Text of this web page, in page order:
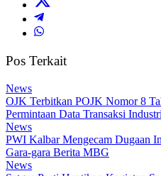
Pos Terkait
News
OJK Terbitkan POJK Nomor 8
Permintaan Data Transaksi
News
PWI Kalbar Mengecam Dugaan
Gara-gara Berita MBG
News